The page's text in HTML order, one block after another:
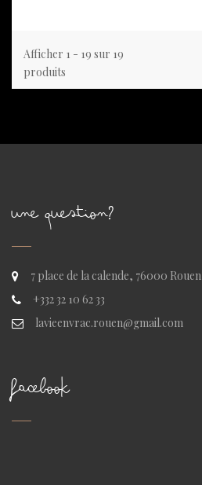
Afficher 1 - 19 sur 19
produits
UNE QUESTION?
7 place de la calende, 76000 Rouen
+332 32 10 62 33
lavieenvrac.rouen@gmail.com
FACEBOOK